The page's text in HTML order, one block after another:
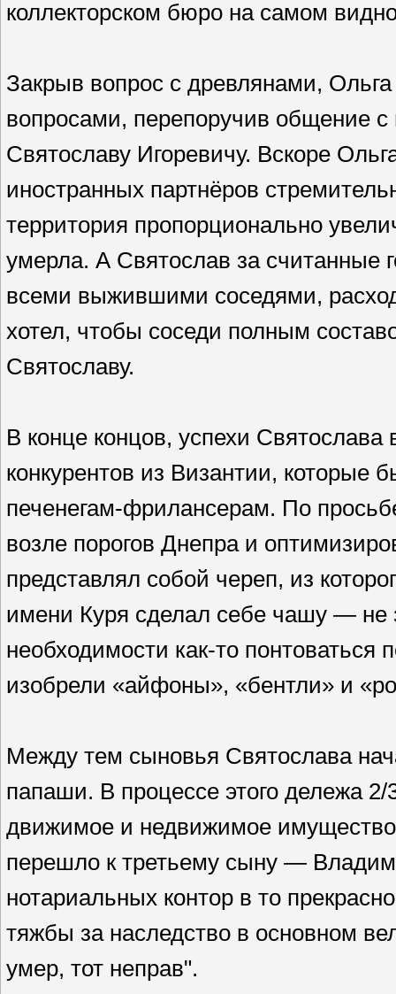
коллекторском бюро на самом
Закрыв вопрос с древлянами,
вопросами, перепоручив общение
Святославу Игоревичу. Вскоре
иностранных партнёров
территория пропорционально
умерла. А Святослав за считанные
всеми выжившими соседями,
хотел, чтобы соседи полным
Святославу.
В конце концов, успехи Святослава
конкурентов из Византии,
печенегам-фрилансерам. По
возле порогов Днепра и
представлял собой череп, из
имени Куря сделал себе чашу — не
необходимости как-то
изобрели «айфоны», «бентли» и
Между тем сыновья Святослава
папаши. В процессе этого дележа
движимое и недвижимое
перешло к третьему сыну —
нотариальных контор в то
тяжбы за наследство в основном
умер, тот неправ".